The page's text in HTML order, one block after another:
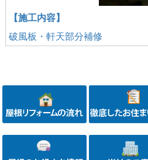
【施工内容】
破風板・軒天部分補修